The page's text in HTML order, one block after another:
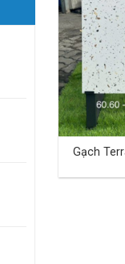
Gạch